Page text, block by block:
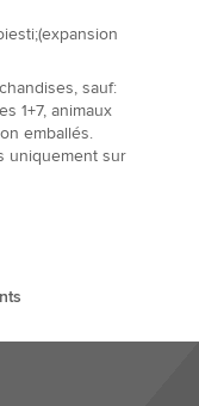
sauf:
1+7, animaux
emballés.
uniquement sur